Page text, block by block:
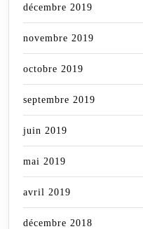
décembre 2019
novembre 2019
octobre 2019
septembre 2019
juin 2019
mai 2019
avril 2019
décembre 2018